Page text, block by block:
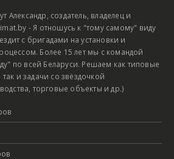
Александр, создатель, владелец и
- Я отношусь к "тому самому" виду
с бригадами на установки и
Более 15 лет мы с командой
по всей Беларуси. Решаем как типовые
и задачи со звёздочкой
торговые объекты и др.)